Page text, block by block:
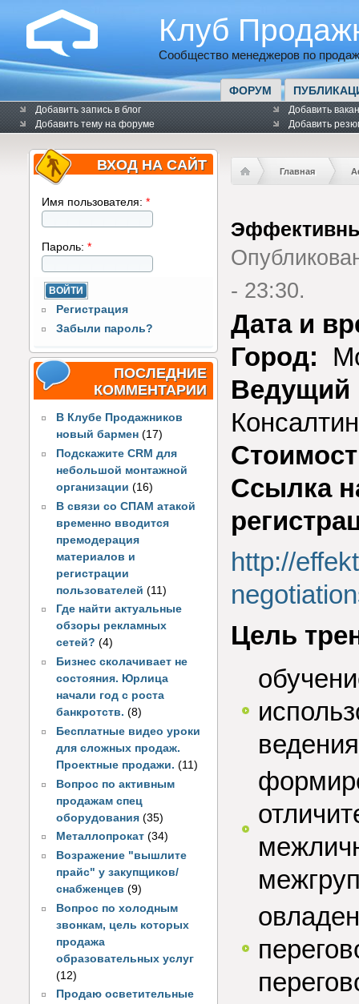
Клуб
Сообщество менеджеров по
ФОРУМ
Добавить запись в блог
Добавить тему на форуме
Добавить
Добавить
ВХОД НА САЙТ
Имя пользователя: *
Пароль: *
Регистрация
Забыли пароль?
ПОСЛЕДНИЕ
КОММЕНТАРИИ
В Клубе Продажников
новый бармен (17)
Подскажите CRM для
небольшой монтажной
организации (16)
В связи со СПАМ атакой
временно вводится
премодерация
материалов и
регистрации
пользователей(11)
Где найти актуальные
обзоры рекламных
сетей? (4)
Бизнес сколачивает не
состояния. Юрлица
начали год с роста
банкротств. (8)
Бесплатные видео уроки
для сложных продаж.
Проектные продажи. (11)
Вопрос по активным
продажам спец
оборудования (35)
Металлопрокат (34)
Возражение "вышлите
прайс" у закупщиков/
снабженцев (9)
Вопрос по холодным
звонкам, цель которых
продажа
образовательных услуг
(12)
Продаю осветительные
Главная
- 23:30.
Дата и
Город:
Ведущий
Ссылка
http://
Цель